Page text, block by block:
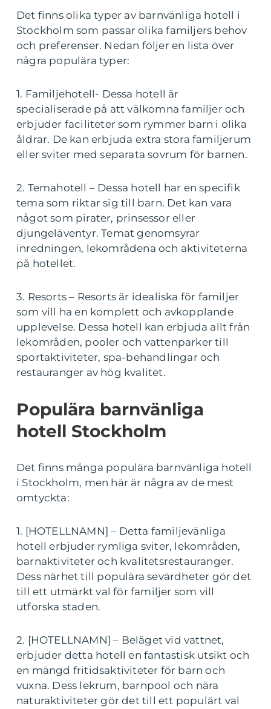
Det finns olika typer av barnvänliga hotell i
Stockholm som passar olika familjers behov
och preferenser. Nedan följer en lista över
några populära typer:
1. Familjehotell- Dessa hotell är
specialiserade på att välkomna familjer och
erbjuder faciliteter som rymmer barn i olika
åldrar. De kan erbjuda extra stora familjerum
eller sviter med separata sovrum för barnen.
2. Temahotell – Dessa hotell har en specifik
tema som riktar sig till barn. Det kan vara
något som pirater, prinsessor eller
djungeläventyr. Temat genomsyrar
inredningen, lekområdena och aktiviteterna
på hotellet.
3. Resorts – Resorts är idealiska för familjer
som vill ha en komplett och avkopplande
upplevelse. Dessa hotell kan erbjuda allt från
lekområden, pooler och vattenparker till
sportaktiviteter, spa-behandlingar och
restauranger av hög kvalitet.
Populära barnvänliga
hotell Stockholm
Det finns många populära barnvänliga hotell
i Stockholm, men här är några av de mest
omtyckta:
1. [HOTELLNAMN] – Detta familjevänliga
hotell erbjuder rymliga sviter, lekområden,
barnaktiviteter och kvalitetsrestauranger.
Dess närhet till populära sevärdheter gör det
till ett utmärkt val för familjer som vill
utforska staden.
2. [HOTELLNAMN] – Beläget vid vattnet,
erbjuder detta hotell en fantastisk utsikt och
en mängd fritidsaktiviteter för barn och
vuxna. Dess lekrum, barnpool och nära
naturaktiviteter gör det till ett populärt val